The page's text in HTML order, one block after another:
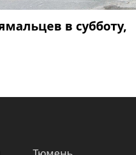
в субботу,